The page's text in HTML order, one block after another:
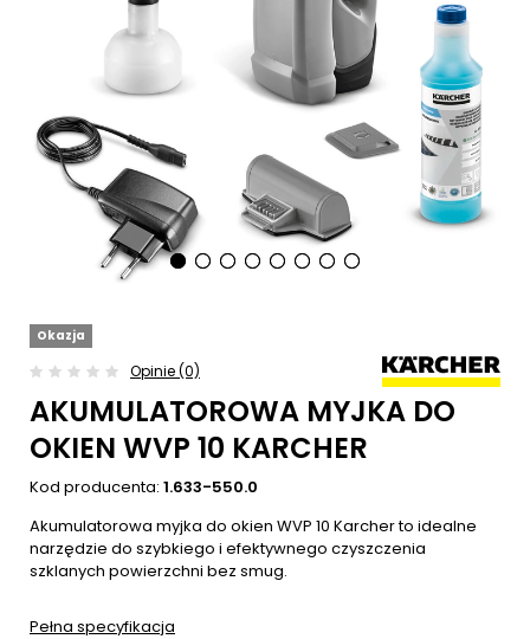
Okazja
Opinie (0)
AKUMULATOROWA MYJKA DO
OKIEN WVP 10 KARCHER
Kod producenta: 1.633-550.0
Akumulatorowa myjka do okien WVP 10 Karcher to idealne
narzędzie do szybkiego i efektywnego czyszczenia
szklanych powierzchni bez smug.
Pełna specyfikacja